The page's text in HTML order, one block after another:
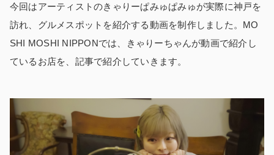
今回はアーティストのきゃりーぱみゅぱみゅが実際に神戸を
訪れ、グルメスポットを紹介する動画を制作しました。MO
SHI MOSHI NIPPONでは、きゃりーちゃんが動画で紹介し
ているお店を、記事で紹介していきます。